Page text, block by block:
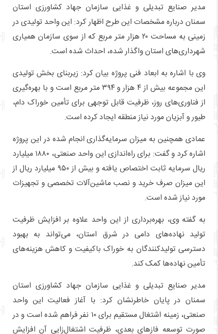
مدیر صنایع تبدیلی و غذایی سازمان جهاد کشاورزی استان
سمنان درباره مشخصات این طرح اظهار کرد: این واحد تولیدی در
زمینی به مساحت ۲۰ هزار متر مربع که از سوی سازمان همیاری
شهرداری‌های استان واگذار شده، احداث شده است.
وی با اشاره به ابعاد فنی پروژه بیان کرد: زیربنای بخش تولیدی
این مجموعه بیش از ۴ هزار و ۳۹۴ متر مربع است و با بهره‌گیری
از فناوری‌های روز، ظرفیت قابل توجهی برای تأمین خوراک دام،
طیور و آبزیان مورد نیاز منطقه ایجاد کرده است.
عمادی همچنین به میزان سرمایه‌گذاری انجام شده در این پروژه
اشاره کرد و گفت: برای راه‌اندازی این واحد صنعتی، ۱۸۸۰ میلیارد
ریال سرمایه ثابت اختصاص یافته و بیش از ۹۵۰ میلیارد ریال از
این میزان صرف خرید و نصب ماشین‌آلات تخصصی و تجهیزات
مورد نیاز شده است.
به گفته وی، بهره‌برداری از این واحد علاوه بر افزایش ظرفیت
تولید نهاده‌های دامی در شرق استان، می‌تواند به بهبود
دسترسی تولیدکنندگان به خوراک باکیفیت و کاهش هزینه‌های
تأمین نهاده‌ها کمک کند.
مدیر صنایع تبدیلی و غذایی سازمان جهاد کشاورزی استان
سمنان در پایان خاطرنشان کرد: با آغاز فعالیت این واحد
صنعتی، زمینه اشتغال مستقیم برای ۱۰ نفر فراهم شده است و در
صورت توسعه فازهای بعدی، ظرفیت اشتغال‌زایی آن افزایش